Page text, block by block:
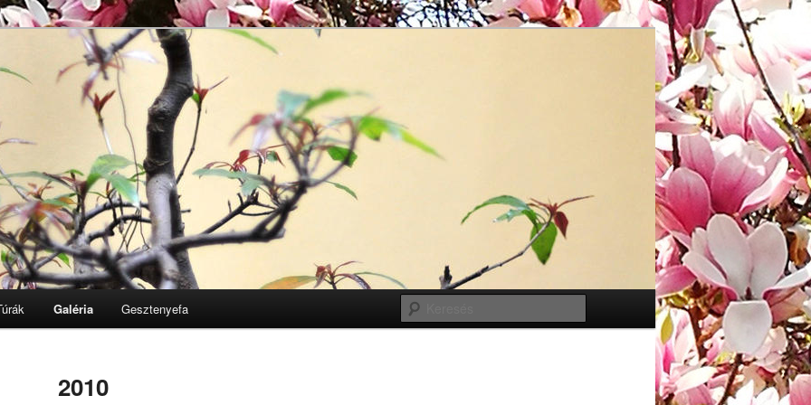
honlapja
Galéria Gesztenyefa
2010